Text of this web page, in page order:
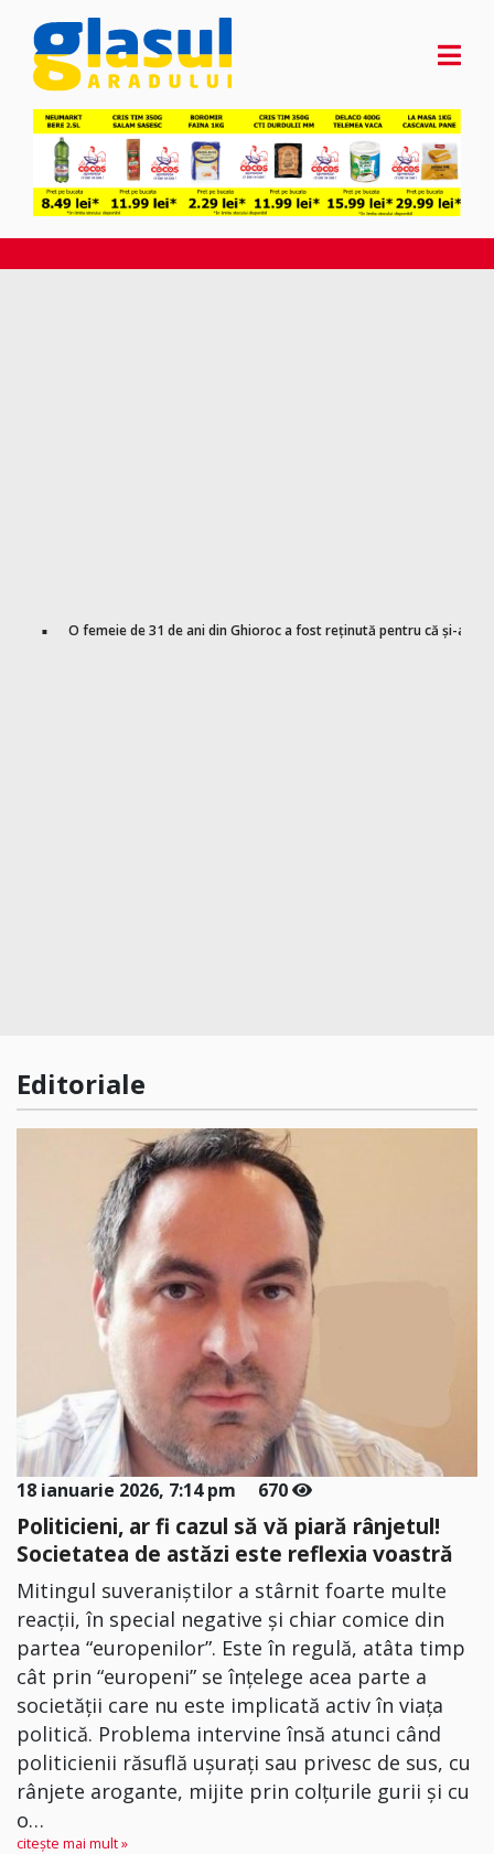
O femeie de 31 de ani din Ghioroc a fost reținută pentru că și-a
O femeie de 31 de ani din Ghioroc a fost reținută pentru că și-a
Editoriale
18 ianuarie 2026, 7:14 pm 670
Politicieni, ar fi cazul să vă piară rânjetul!
Societatea de astăzi este reflexia voastră
Mitingul suveraniștilor a stârnit foarte multe
reacții, în special negative și chiar comice din
partea “europenilor”. Este în regulă, atâta timp
cât prin “europeni” se înțelege acea parte a
societății care nu este implicată activ în viața
politică. Problema intervine însă atunci când
politicienii răsuflă ușurați sau privesc de sus, cu
rânjete arogante, mijite prin colțurile gurii și cu
o…
citește mai mult »